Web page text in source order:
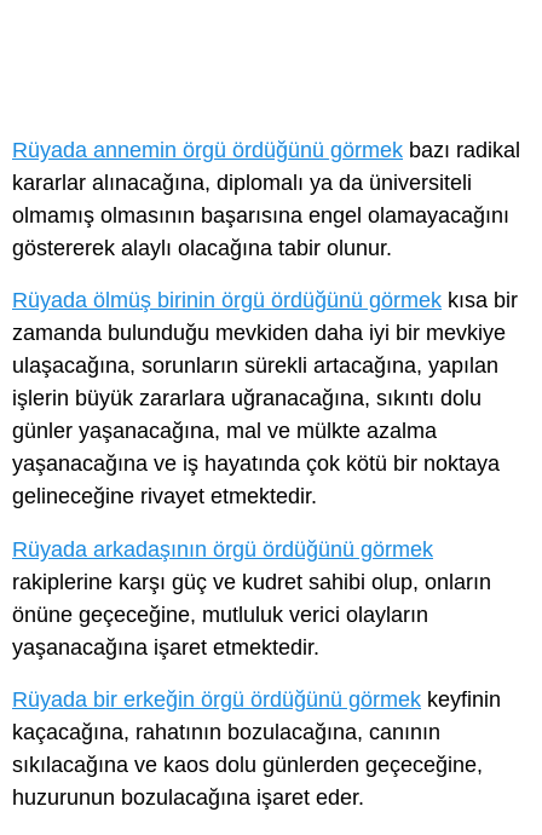
Rüyada annemin örgü ördüğünü görmek bazı radikal
kararlar alınacağına, diplomalı ya da üniversiteli
olmamış olmasının başarısına engel olamayacağını
göstererek alaylı olacağına tabir olunur.
Rüyada ölmüş birinin örgü ördüğünü görmek kısa bir
zamanda bulunduğu mevkiden daha iyi bir mevkiye
ulaşacağına, sorunların sürekli artacağına, yapılan
işlerin büyük zararlara uğranacağına, sıkıntı dolu
günler yaşanacağına, mal ve mülkte azalma
yaşanacağına ve iş hayatında çok kötü bir noktaya
gelineceğine rivayet etmektedir.
Rüyada arkadaşının örgü ördüğünü görmek
rakiplerine karşı güç ve kudret sahibi olup, onların
önüne geçeceğine, mutluluk verici olayların
yaşanacağına işaret etmektedir.
Rüyada bir erkeğin örgü ördüğünü görmek keyfinin
kaçacağına, rahatının bozulacağına, canının
sıkılacağına ve kaos dolu günlerden geçeceğine,
huzurunun bozulacağına işaret eder.